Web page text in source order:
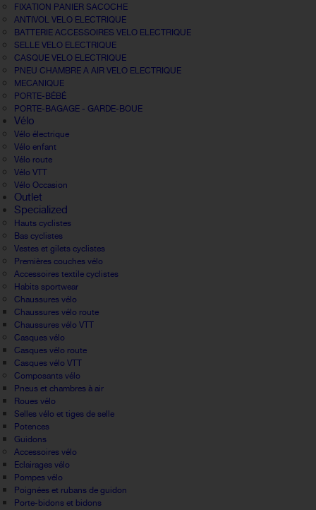
FIXATION PANIER SACOCHE
ANTIVOL VELO ELECTRIQUE
BATTERIE ACCESSOIRES VELO ELECTRIQUE
SELLE VELO ELECTRIQUE
CASQUE VELO ELECTRIQUE
PNEU CHAMBRE A AIR VELO ELECTRIQUE
MECANIQUE
PORTE-BÉBÉ
PORTE-BAGAGE - GARDE-BOUE
Vélo
Vélo électrique
Vélo enfant
Vélo route
Vélo VTT
Vélo Occasion
Outlet
Specialized
Hauts cyclistes
Bas cyclistes
Vestes et gilets cyclistes
Premières couches vélo
Accessoires textile cyclistes
Habits sportwear
Chaussures vélo
Chaussures vélo route
Chaussures vélo VTT
Casques vélo
Casques vélo route
Casques vélo VTT
Composants vélo
Pneus et chambres à air
Roues vélo
Selles vélo et tiges de selle
Potences
Guidons
Accessoires vélo
Eclairages vélo
Pompes vélo
Poignées et rubans de guidon
Porte-bidons et bidons